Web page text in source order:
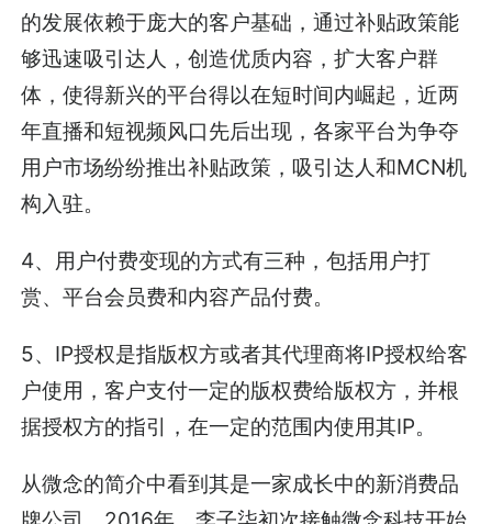
的发展依赖于庞大的客户基础，通过补贴政策能
够迅速吸引达人，创造优质内容，扩大客户群
体，使得新兴的平台得以在短时间内崛起，近两
年直播和短视频风口先后出现，各家平台为争夺
用户市场纷纷推出补贴政策，吸引达人和MCN机
构入驻。
4、用户付费变现的方式有三种，包括用户打
赏、平台会员费和内容产品付费。
5、IP授权是指版权方或者其代理商将IP授权给客
户使用，客户支付一定的版权费给版权方，并根
据授权方的指引，在一定的范围内使用其IP。
从微念的简介中看到其是一家成长中的新消费品